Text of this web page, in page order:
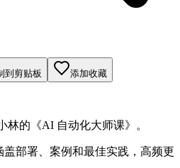
到剪贴板 添加收藏
林的《AI 自动化大师课》。
部署、案例和最佳实践，高频更